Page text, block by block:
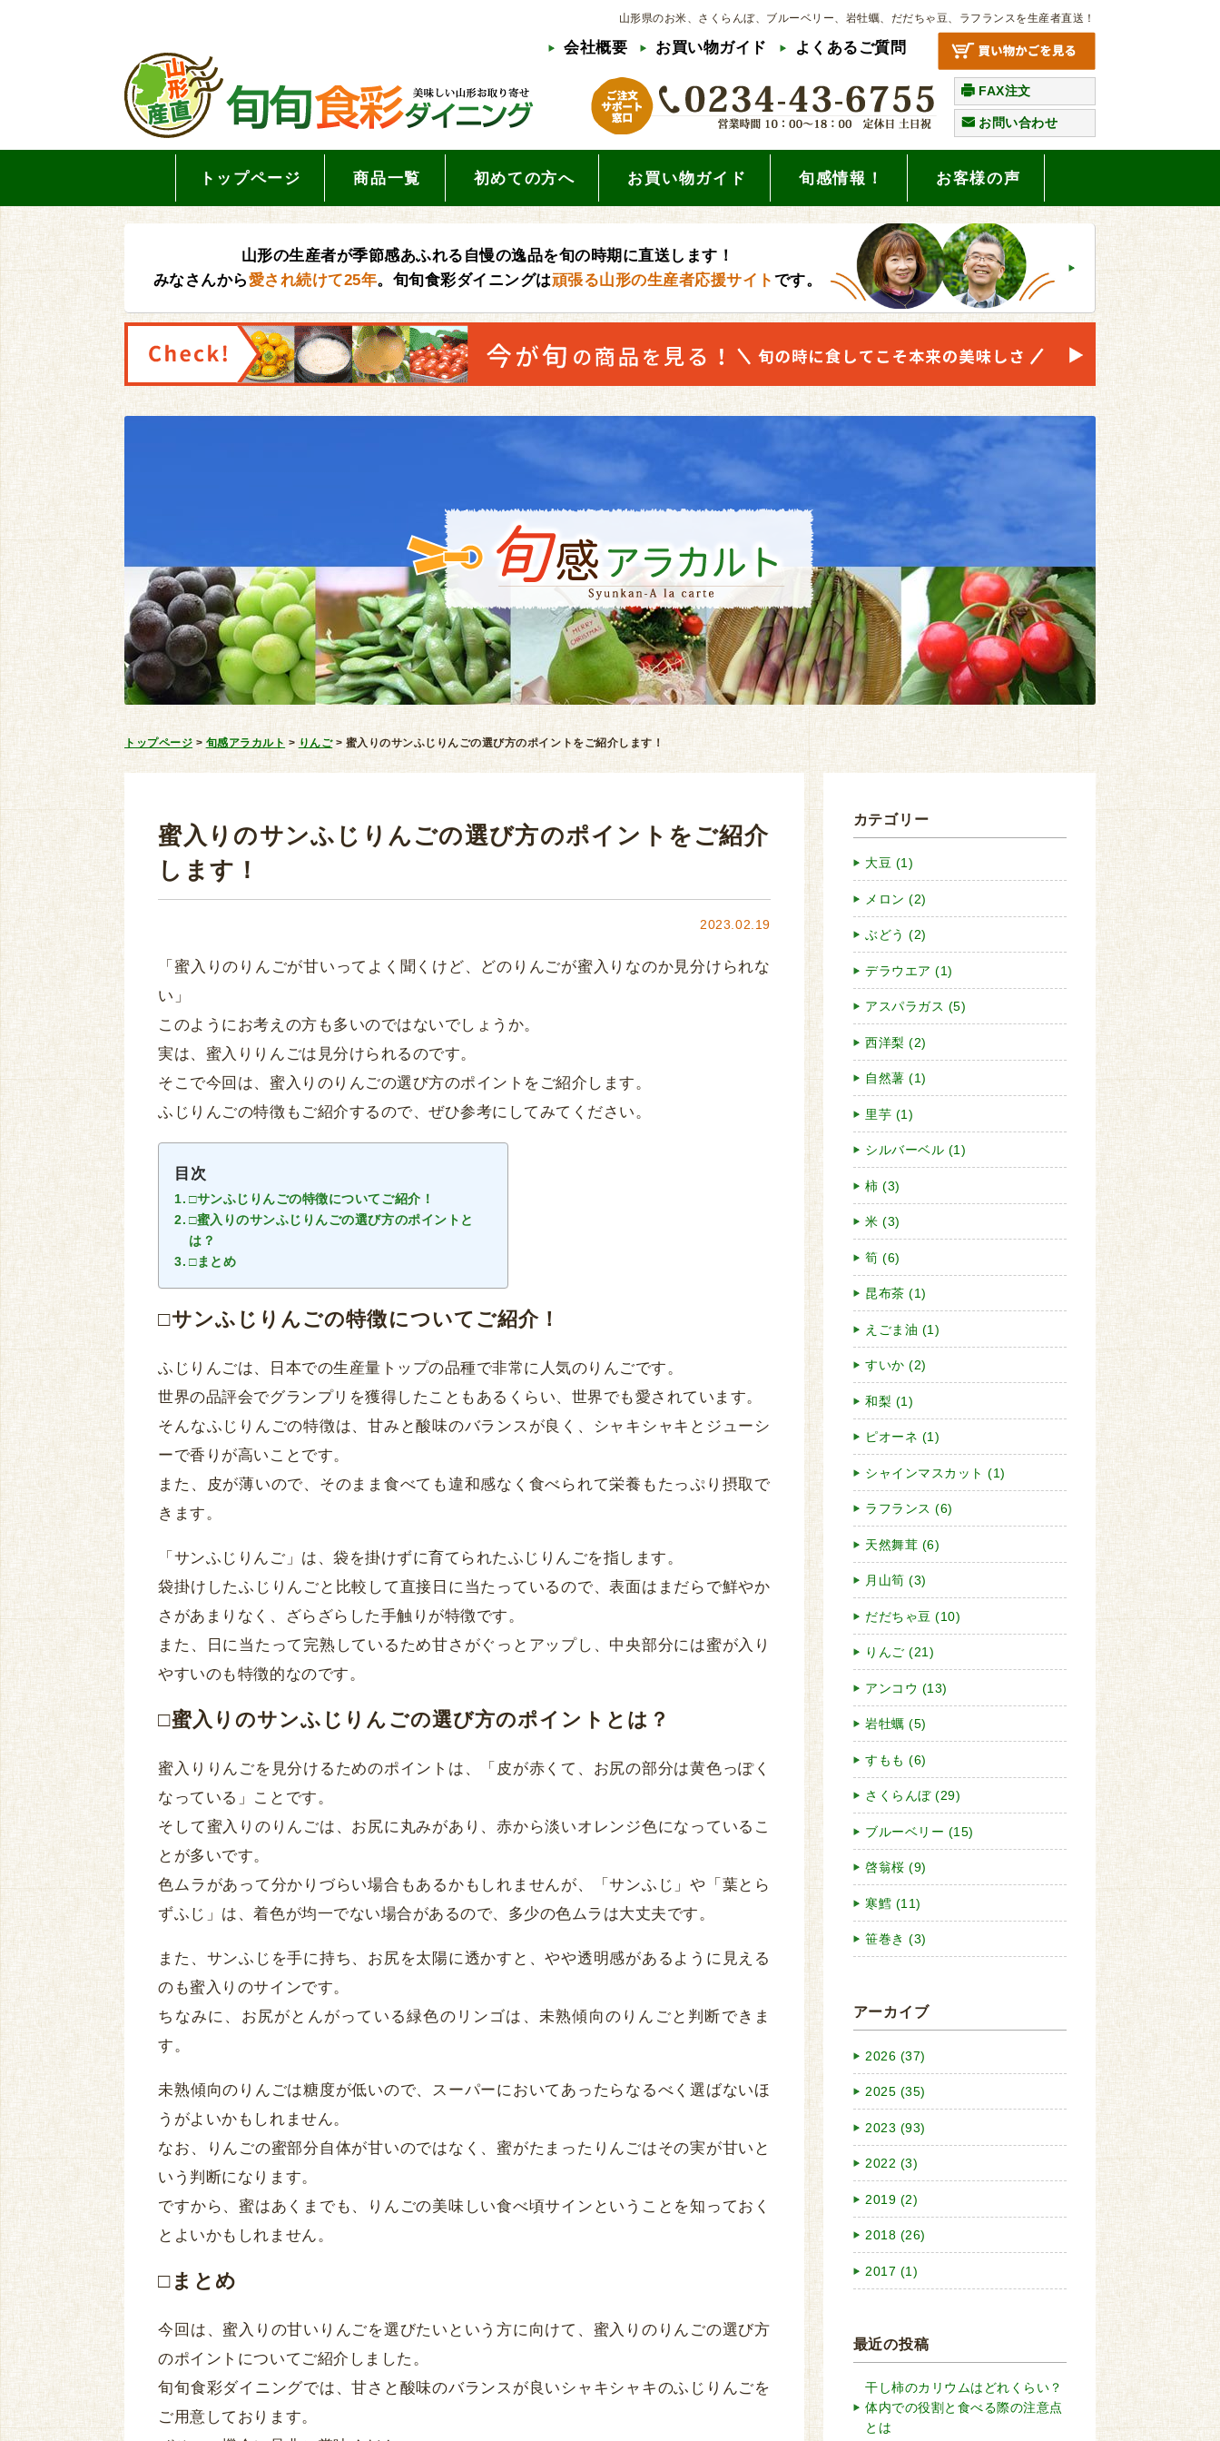
山形県のお米、さくらんぼ、ブルーベリー、岩牡蠣、だだちゃ豆、ラフランスを生産者直送！
会社概要 お買い物ガイド よくあるご質問
FAX注文
お問い合わせ
トップページ 商品一覧 初めての方へ お買い物ガイド 旬感情報！ お客様の声
山形の生産者が季節感あふれる自慢の逸品を旬の時期に直送します！
みなさんから愛され続けて25年。旬旬食彩ダイニングは頑張る山形の生産者応援サイト です。
トップページ > 旬感アラカルト > りんご >蜜入りのサンふじりんごの選び方のポイントをご紹介します！
蜜入りのサンふじりんごの選び方のポイントをご紹介
します！
2023.02.19
「蜜入りのりんごが甘いってよく聞くけど、どのりんごが蜜入りなのか見分けられな
い」
このようにお考えの方も多いのではないでしょうか。
実は、蜜入りりんごは見分けられるのです。
そこで今回は、蜜入りのりんごの選び方のポイントをご紹介します。
ふじりんごの特徴もご紹介するので、ぜひ参考にしてみてください。
目次
□サンふじりんごの特徴についてご紹介！
□蜜入りのサンふじりんごの選び方のポイントと
は？
□まとめ
□サンふじりんごの特徴についてご紹介！
ふじりんごは、日本での生産量トップの品種で非常に人気のりんごです。
世界の品評会でグランプリを獲得したこともあるくらい、世界でも愛されています。
そんなふじりんごの特徴は、甘みと酸味のバランスが良く、シャキシャキとジューシ
ーで香りが高いことです。
また、皮が薄いので、そのまま食べても違和感なく食べられて栄養もたっぷり摂取で
きます。
「サンふじりんご」は、袋を掛けずに育てられたふじりんごを指します。
袋掛けしたふじりんごと比較して直接日に当たっているので、表面はまだらで鮮やか
さがあまりなく、ざらざらした手触りが特徴です。
また、日に当たって完熟しているため甘さがぐっとアップし、中央部分には蜜が入り
やすいのも特徴的なのです。
□蜜入りのサンふじりんごの選び方のポイントとは？
蜜入りりんごを見分けるためのポイントは、「皮が赤くて、お尻の部分は黄色っぽく
なっている」ことです。
そして蜜入りのりんごは、お尻に丸みがあり、赤から淡いオレンジ色になっているこ
とが多いです。
色ムラがあって分かりづらい場合もあるかもしれませんが、「サンふじ」や「葉とら
ずふじ」は、着色が均一でない場合があるので、多少の色ムラは大丈夫です。
また、サンふじを手に持ち、お尻を太陽に透かすと、やや透明感があるように見える
のも蜜入りのサインです。
ちなみに、お尻がとんがっている緑色のリンゴは、未熟傾向のりんごと判断できま
す。
未熟傾向のりんごは糖度が低いので、スーパーにおいてあったらなるべく選ばないほ
うがよいかもしれません。
なお、りんごの蜜部分自体が甘いのではなく、蜜がたまったりんごはその実が甘いと
いう判断になります。
ですから、蜜はあくまでも、りんごの美味しい食べ頃サインということを知っておく
とよいかもしれません。
□まとめ
今回は、蜜入りの甘いりんごを選びたいという方に向けて、蜜入りのりんごの選び方
のポイントについてご紹介しました。
旬旬食彩ダイニングでは、甘さと酸味のバランスが良いシャキシャキのふじりんごを
ご用意しております。
カテゴリー
大豆 (1)
メロン (2)
ぶどう (2)
デラウエア (1)
アスパラガス (5)
西洋梨 (2)
自然薯 (1)
里芋 (1)
シルバーベル (1)
柿 (3)
米 (3)
筍 (6)
昆布茶 (1)
えごま油 (1)
すいか (2)
和梨 (1)
ピオーネ (1)
シャインマスカット (1)
ラフランス (6)
天然舞茸 (6)
月山筍 (3)
だだちゃ豆 (10)
りんご (21)
アンコウ (13)
岩牡蠣 (5)
すもも (6)
さくらんぼ (29)
ブルーベリー (15)
啓翁桜 (9)
寒鱈 (11)
笹巻き (3)
アーカイブ
2026 (37)
2025 (35)
2023 (93)
2022 (3)
2019 (2)
2018 (26)
2017 (1)
最近の投稿
干し柿のカリウムはどれくらい？
体内での役割と食べる際の注意点
とは